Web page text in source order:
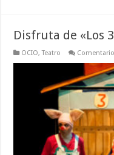
Disfruta de «Los
OCIO,Teatro